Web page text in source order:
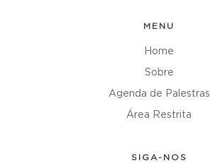
MENU
Home
Sobre
Agenda de Palestras
Área Restrita
SIGA-NOS